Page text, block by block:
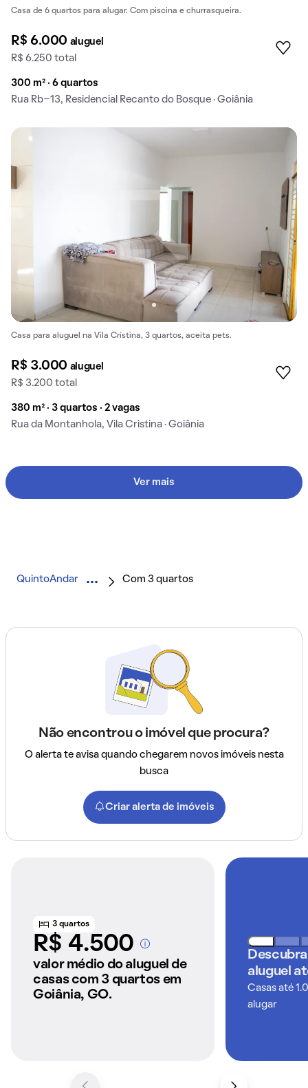
Casa de 6 quartos para alugar. Com piscina e churrasqueira.
R$ 6.000 aluguel
R$ 6.250 total
300 m² · 6 quartos
Rua Rb-13, Residencial Recanto do Bosque · Goiânia
Casa para aluguel na Vila Cristina, 3 quartos, aceita pets.
R$ 3.000 aluguel
R$ 3.200 total
380 m² · 3 quartos · 2 vagas
Rua da Montanhola, Vila Cristina · Goiânia
Ver mais
QuintoAndar Com 3 quartos
Não encontrou o imóvel que procura?
O alerta te avisa quando chegarem novos imóveis nesta
busca
Criar alerta de imóveis
3 quartos
R$ 4.500A partir dos imóveis
anunciados pelo
QuintoAndar
valor médio do aluguel de
casas com 3 quartos em
Goiânia, GO.
aluguel
Casas até
alugar